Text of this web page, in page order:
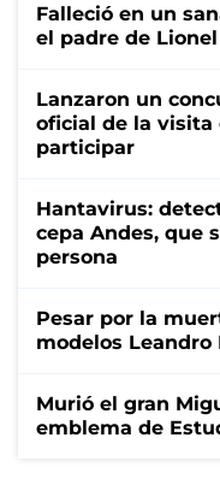
Falleció en un
el padre de
Lanzaron un
oficial de la visita
participar
Hantavirus:
cepa Andes, que
persona
Pesar por la
modelos Leandro
Murió el gran
emblema de